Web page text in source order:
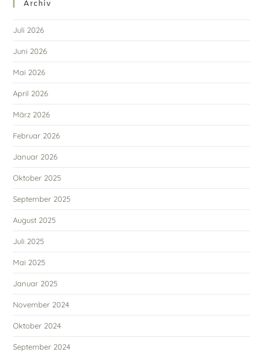
Archiv
Juli 2026
Juni 2026
Mai 2026
April 2026
März 2026
Februar 2026
Januar 2026
Oktober 2025
September 2025
August 2025
Juli 2025
Mai 2025
Januar 2025
November 2024
Oktober 2024
September 2024